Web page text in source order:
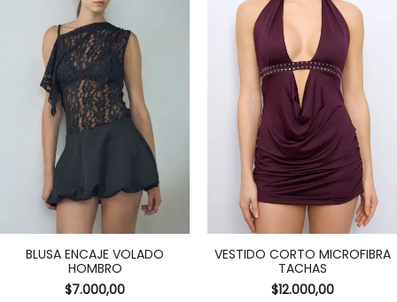
BLUSA ENCAJE VOLADO
HOMBRO
$7.000,00
VESTIDO CORTO MICROFIBRA
TACHAS
$12.000,00